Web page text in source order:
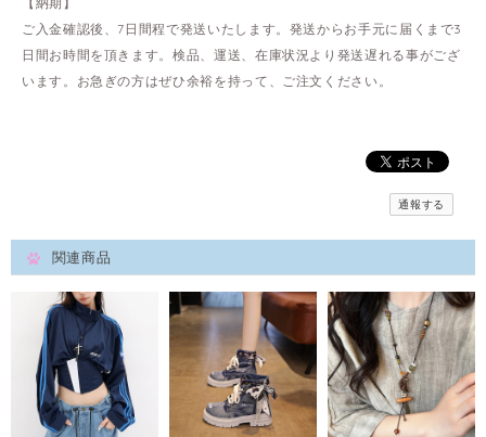
ご入金確認後、7日間程で発送いたします。発送からお手元に届くまで3
日間お時間を頂きます。検品、運送、在庫状況より発送遅れる事がござ
います。お急ぎの方はぜひ余裕を持って、ご注文ください。
通報する
関連商品